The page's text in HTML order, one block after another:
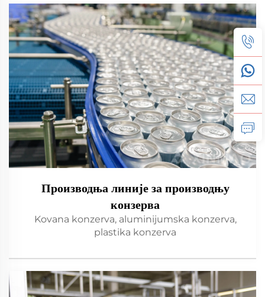
Производња линије за производњу
конзерва
Kovana konzerva, aluminijumska konzerva,
plastika konzerva